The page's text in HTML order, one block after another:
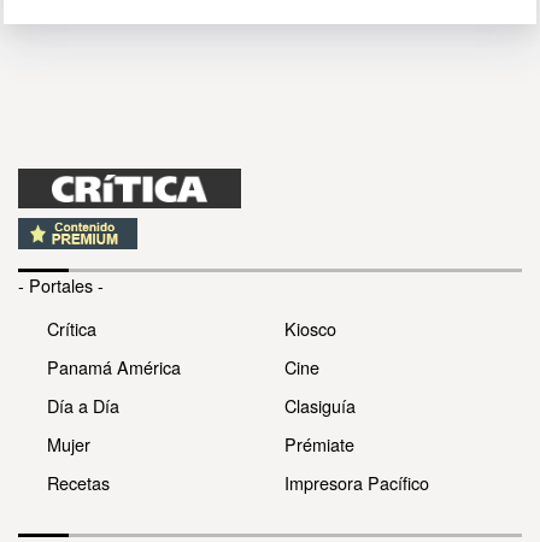
- Portales -
Crítica
Panamá América
Día a Día
Mujer
Recetas
Kiosco
Cine
Clasiguía
Prémiate
Impresora Pacífico